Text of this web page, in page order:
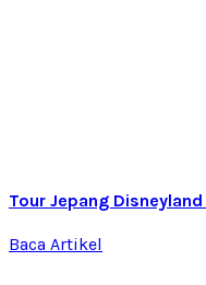
Tour Jepang
Baca Artikel